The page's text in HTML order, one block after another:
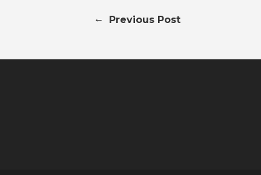
← Previous Post